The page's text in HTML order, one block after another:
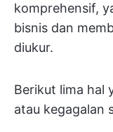
komprehensif,
bisnis dan
diukur.
Berikut lima hal
atau kegagalan